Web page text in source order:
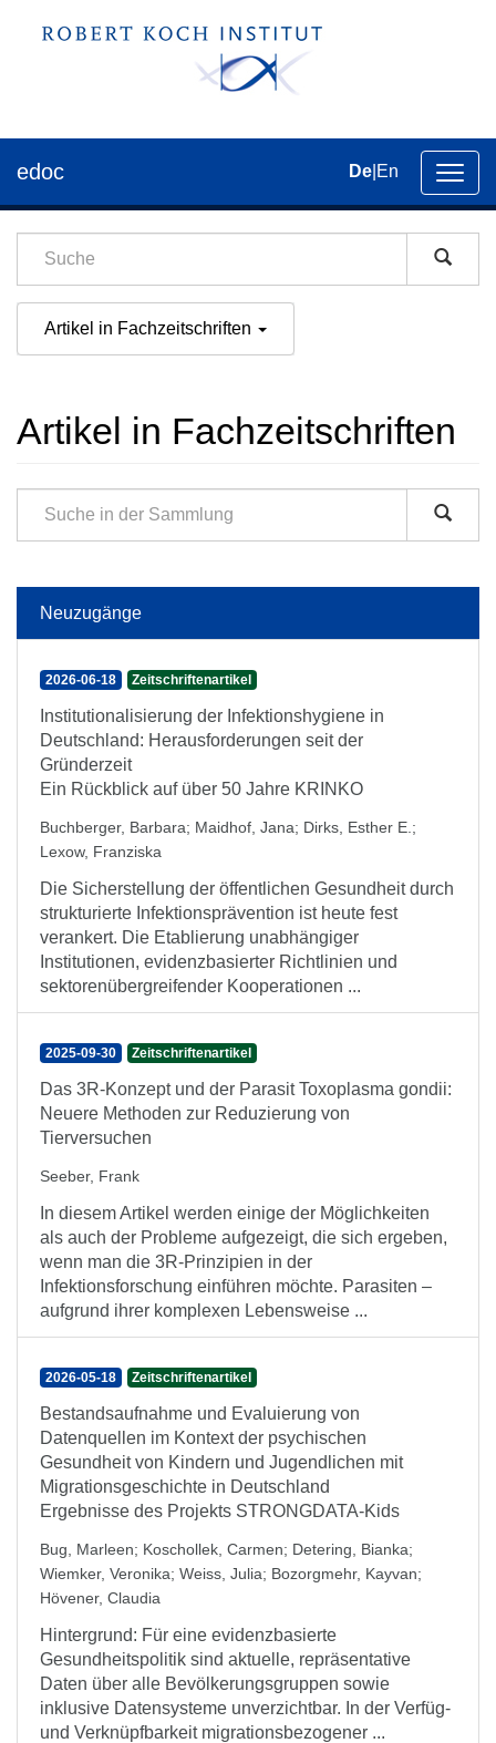
der
edoc De En
Artikel in Fachzeitschriften
Artikel in Fachzeitschriften
Neuzugänge
2026-06-18 Zeitschriftenartikel
Institutionalisierung der Infektionshygiene in
Deutschland: Herausforderungen seit der
Gründerzeit
Ein Rückblick auf über 50 Jahre KRINKO
Buchberger, Barbara; Maidhof, Jana; Dirks, Esther E. ;
Lexow, Franziska
Die Sicherstellung der öffentlichen Gesundheit durch
strukturierte Infektionsprävention ist heute fest
verankert. Die Etablierung unabhängiger
Institutionen, evidenzbasierter Richtlinien und
sektorenübergreifender Kooperationen ...
2025-09-30 Zeitschriftenartikel
Das 3R-Konzept und der Parasit Toxoplasma gondii:
Neuere Methoden zur Reduzierung von
Tierversuchen
Seeber, Frank
In diesem Artikel werden einige der Möglichkeiten
als auch der Probleme aufgezeigt, die sich ergeben,
wenn man die 3R-Prinzipien in der
Infektionsforschung einführen möchte. Parasiten –
aufgrund ihrer komplexen Lebensweise ...
2026-05-18 Zeitschriftenartikel
Bestandsaufnahme und Evaluierung von
Datenquellen im Kontext der psychischen
Gesundheit von Kindern und Jugendlichen mit
Migrationsgeschichte in Deutschland
Ergebnisse des Projekts STRONGDATA-Kids
Bug, Marleen; Koschollek, Carmen; Detering, Bianka;
Wiemker, Veronika; Weiss, Julia; Bozorgmehr, Kayvan;
Hövener, Claudia
Hintergrund: Für eine evidenzbasierte
Gesundheitspolitik sind aktuelle, repräsentative
Daten über alle Bevölkerungsgruppen sowie
inklusive Datensysteme unverzichtbar. In der Verfüg-
und Verknüpfbarkeit migrationsbezogener ...